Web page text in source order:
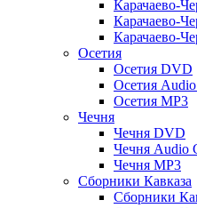
Карачаево-
Карачаево-
Карачаево-
Осетия
Осетия DVD
Осетия
Осетия MP3
Чечня
Чечня DVD
Чечня Audio
Чечня MP3
Сборники Кавказа
Сборники